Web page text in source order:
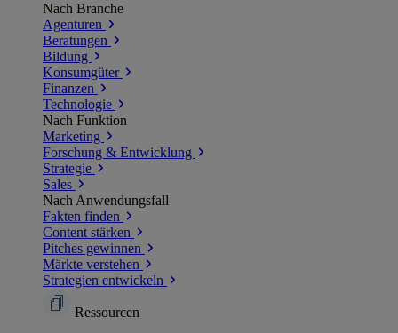
Nach Branche
Agenturen
Beratungen
Bildung
Konsumgüter
Finanzen
Technologie
Nach Funktion
Marketing
Forschung & Entwicklung
Strategie
Sales
Nach Anwendungsfall
Fakten finden
Content stärken
Pitches gewinnen
Märkte verstehen
Strategien entwickeln
Ressourcen